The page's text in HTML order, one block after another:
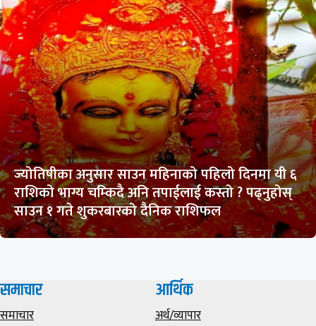
ज्योतिषीका अनुसार साउन महिनाको पहिलो दिनमा यी ६
राशिको भाग्य चम्किदै अनि तपाईलाई कस्तो ? पढ्नुहोस्
साउन १ गते शुकरबारको दैनिक राशिफल
समाचार
समाचार
आर्थिक
अर्थ/व्यापार